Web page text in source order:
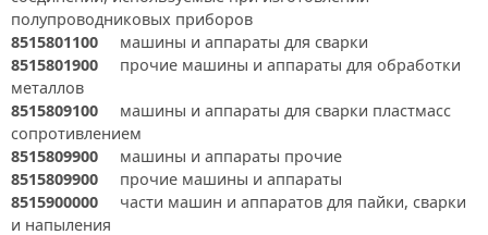
полупроводниковых приборов
8515801100 машины и аппараты для сварки
8515801900 прочие машины и аппараты для обработки
металлов
8515809100 машины и аппараты для сварки пластмасс
сопротивлением
8515809900 машины и аппараты прочие
8515809900 прочие машины и аппараты
8515900000 части машин и аппаратов для пайки, сварки
и напыления